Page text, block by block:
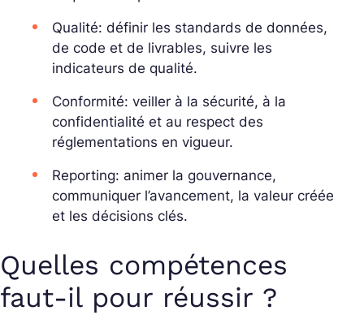
Qualité: définir les standards de données,
de code et de livrables, suivre les
indicateurs de qualité.
Conformité: veiller à la sécurité, à la
confidentialité et au respect des
réglementations en vigueur.
Reporting: animer la gouvernance,
communiquer l’avancement, la valeur créée
et les décisions clés.
Quelles compétences
faut-il pour réussir ?